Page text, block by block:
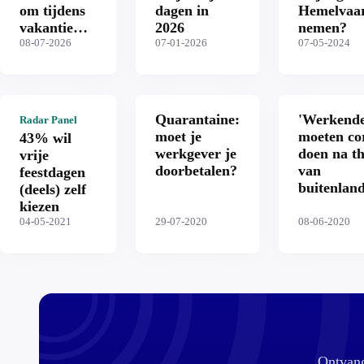
om tijdens
vakantie
bereikbaar
08-07-2026
dagen in
2026
07-01-2026
nemen?
07-05-2024
Radar Panel
43% wil
vrije
feestdagen
(deels) zelf
kiezen
04-05-2021
Quarantaine:
moet je
werkgever je
doorbetalen?
29-07-2020
moeten
doen na
van
08-06-2020